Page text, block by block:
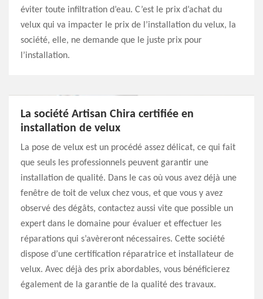
éviter toute infiltration d’eau. C’est le prix d’achat du
velux qui va impacter le prix de l’installation du velux, la
société, elle, ne demande que le juste prix pour
l’installation.
La société Artisan Chira certifiée en
installation de velux
La pose de velux est un procédé assez délicat, ce qui fait
que seuls les professionnels peuvent garantir une
installation de qualité. Dans le cas où vous avez déjà une
fenêtre de toit de velux chez vous, et que vous y avez
observé des dégâts, contactez aussi vite que possible un
expert dans le domaine pour évaluer et effectuer les
réparations qui s’avèreront nécessaires. Cette société
dispose d’une certification réparatrice et installateur de
velux. Avec déjà des prix abordables, vous bénéficierez
également de la garantie de la qualité des travaux.